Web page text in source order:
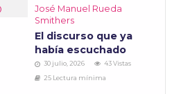
José Manuel Rueda
Smithers
El discurso que ya
había escuchado
30 julio, 2026
43 Vistas
25 Lectura mínima